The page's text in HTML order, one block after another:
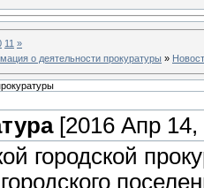
11 »
о деятельности прокуратуры »
[2016 Апр 14,
городской